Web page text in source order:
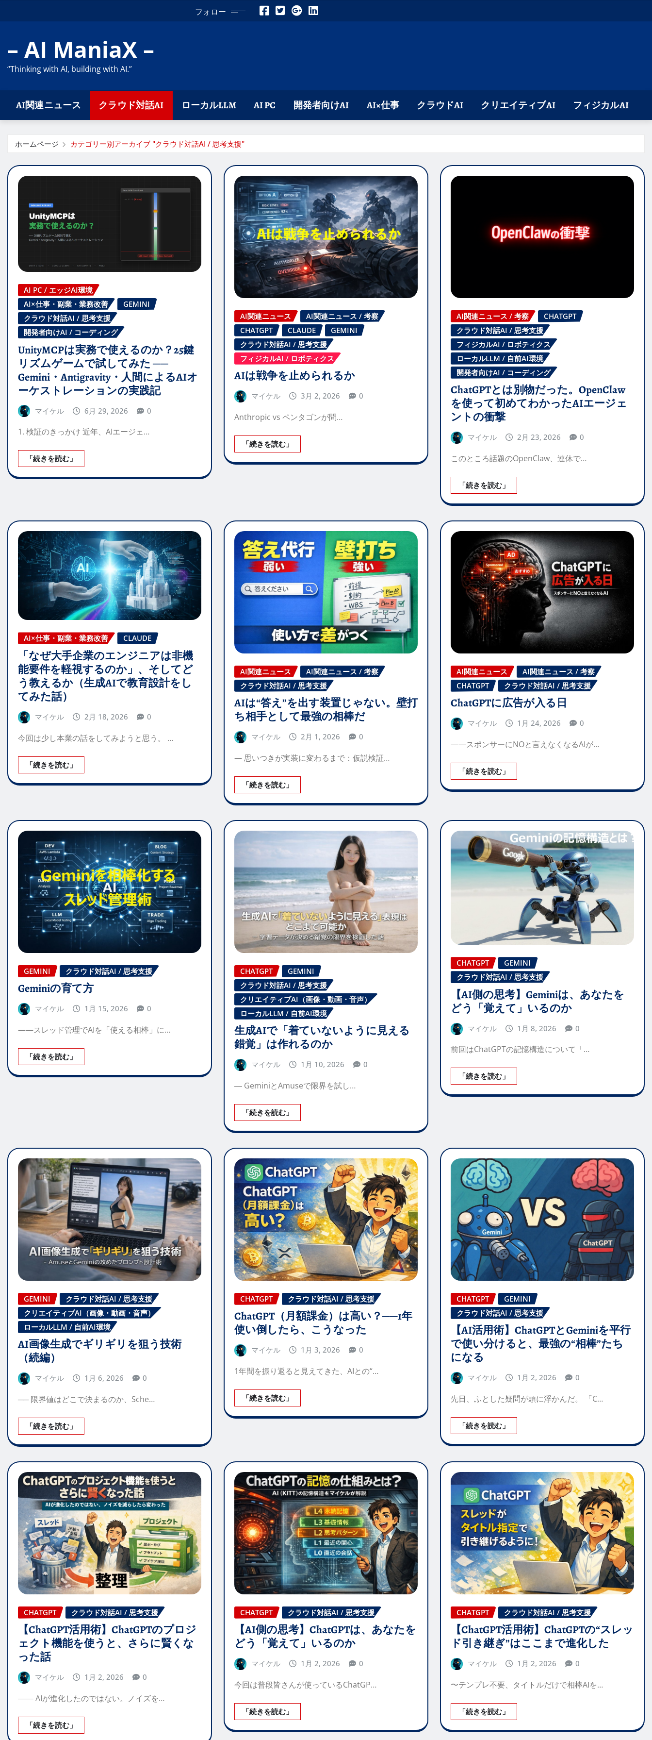
ン
フォロー
– AI ManiaX –
“Thinking with AI, building with AI.”
AI関連ニュース クラウド対話AI ローカルLLM AI PC 開発者向けAI AI×仕事 クラウドAI クリエイティブAI フィジカルAI
ホームページ カテゴリー別アーカイブ "クラウド対話AI / 思考支援"
AI PC / エッジAI環境
AI×仕事・副業・業務改善
GEMINI
クラウド対話AI / 思考支援
開発者向けAI / コーディング
UnityMCPは実務で使えるのか？25鍵
リズムゲームで試してみた ──
Gemini・Antigravity・人間によるAIオ
ーケストレーションの実践記
マイケル 6月 29, 2026 0
1. 検証のきっかけ 近年、AIエージェ…
「続きを読む」
AI関連ニュース
AI関連ニュース / 考察
CHATGPT
CLAUDE
GEMINI
クラウド対話AI / 思考支援
フィジカルAI / ロボティクス
AIは戦争を止められるか
マイケル 3月 2, 2026 0
Anthropic vs ペンタゴンが問…
「続きを読む」
AI関連ニュース / 考察
CHATGPT
クラウド対話AI / 思考支援
フィジカルAI / ロボティクス
ローカルLLM / 自前AI環境
開発者向けAI / コーディング
ChatGPTとは別物だった。OpenClaw
を使って初めてわかったAIエージェ
ントの衝撃
マイケル 2月 23, 2026 0
このところ話題のOpenClaw、連休で…
「続きを読む」
AI×仕事・副業・業務改善 CLAUDE
「なぜ大手企業のエンジニアは非機
能要件を軽視するのか」、そしてど
う教えるか（生成AIで教育設計をし
てみた話）
マイケル 2月 18, 2026 0
今回は少し本業の話をしてみようと思う。 …
「続きを読む」
AI関連ニュース
AI関連ニュース / 考察
クラウド対話AI / 思考支援
AIは“答え”を出す装置じゃない。壁打
ち相手として最強の相棒だ
マイケル 2月 1, 2026 0
— 思いつきが実装に変わるまで：仮説検証…
「続きを読む」
AI関連ニュース
AI関連ニュース / 考察
CHATGPT
クラウド対話AI / 思考支援
ChatGPTに広告が入る日
マイケル 1月 24, 2026 0
——スポンサーにNOと言えなくなるAIが…
「続きを読む」
GEMINI クラウド対話AI / 思考支援
Geminiの育て方
マイケル 1月 15, 2026 0
——スレッド管理でAIを「使える相棒」に…
「続きを読む」
CHATGPT
GEMINI
クラウド対話AI / 思考支援
クリエイティブAI（画像・動画・音声）
ローカルLLM / 自前AI環境
生成AIで「着ていないように見える
錯覚」は作れるのか
マイケル 1月 10, 2026 0
― GeminiとAmuseで限界を試し…
「続きを読む」
CHATGPT
GEMINI
クラウド対話AI / 思考支援
【AI側の思考】Geminiは、あなたを
どう「覚えて」いるのか
マイケル 1月 8, 2026 0
前回はChatGPTの記憶構造について「…
「続きを読む」
GEMINI
クラウド対話AI / 思考支援
クリエイティブAI（画像・動画・音声）
ローカルLLM / 自前AI環境
AI画像生成でギリギリを狙う技術
（続編）
マイケル 1月 6, 2026 0
── 限界値はどこで決まるのか、Sche…
「続きを読む」
CHATGPT クラウド対話AI / 思考支援
ChatGPT（月額課金）は高い？──1年
使い倒したら、こうなった
マイケル 1月 3, 2026 0
1年間を振り返ると見えてきた、AIとの“…
「続きを読む」
CHATGPT
GEMINI
クラウド対話AI / 思考支援
【AI活用術】ChatGPTとGeminiを平行
で使い分けると、最強の“相棒”たち
になる
マイケル 1月 2, 2026 0
先日、ふとした疑問が頭に浮かんだ。 「C…
「続きを読む」
CHATGPT クラウド対話AI / 思考支援
【ChatGPT活用術】ChatGPTのプロジ
ェクト機能を使うと、さらに賢くな
った話
マイケル 1月 2, 2026 0
―― AIが進化したのではない。ノイズを…
「続きを読む」
CHATGPT クラウド対話AI / 思考支援
【AI側の思考】ChatGPTは、あなたを
どう「覚えて」いるのか
マイケル 1月 2, 2026 0
今回は普段皆さんが使っているChatGP…
「続きを読む」
CHATGPT クラウド対話AI / 思考支援
【ChatGPT活用術】ChatGPTの“スレッ
ド引き継ぎ”はここまで進化した
マイケル 1月 2, 2026 0
〜テンプレ不要、タイトルだけで相棒AIを…
「続きを読む」